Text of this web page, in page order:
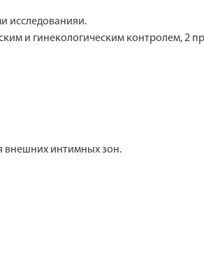
исследованияи.
и гинекологическим контролем, 2
внешних интимных зон.